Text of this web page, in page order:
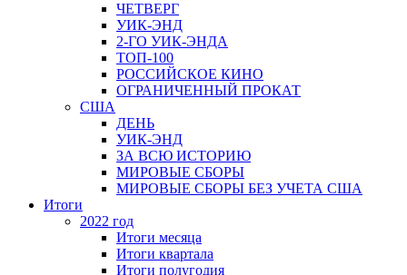
ЧЕТВЕРГ
УИК-ЭНД
2-ГО УИК-ЭНДА
ТОП-100
РОССИЙСКОЕ КИНО
ОГРАНИЧЕННЫЙ ПРОКАТ
США
ДЕНЬ
УИК-ЭНД
ЗА ВСЮ ИСТОРИЮ
МИРОВЫЕ СБОРЫ
МИРОВЫЕ СБОРЫ БЕЗ УЧЕТА США
Итоги
2022 год
Итоги месяца
Итоги квартала
Итоги полугодия